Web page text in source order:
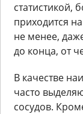
статистикой,
приходится
не менее,
до конца, от
В качестве
часто
сосудов.